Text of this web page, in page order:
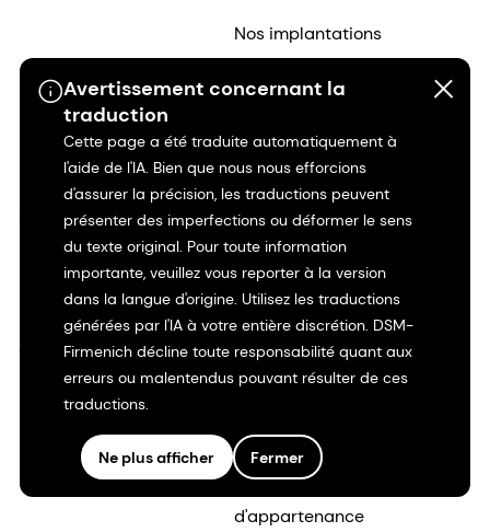
Avertissement concernant la
traduction
Cette page a été traduite automatiquement à
l'aide de l'IA. Bien que nous nous efforcions
d'assurer la précision, les traductions peuvent
présenter des imperfections ou déformer le sens
du texte original. Pour toute information
importante, veuillez vous reporter à la version
dans la langue d'origine. Utilisez les traductions
générées par l'IA à votre entière discrétion. DSM-
Firmenich décline toute responsabilité quant aux
erreurs ou malentendus pouvant résulter de ces
traductions.
Ne plus afficher Fermer
Nos implantations
Nous contacter
Investisseurs
Informations historiques
Notre société
Shares & ADRs
Carrières
Pourquoi travailler pour
dsm-firmenich ?
Emplois chez dsm-
firmenich
professionnels
Inclusion et sentiment
d'appartenance